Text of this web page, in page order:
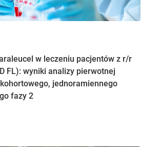
w leczeniu pacjentów z r/r
FL): wyniki analizy pierwotnej
jednoramiennego
fazy 2